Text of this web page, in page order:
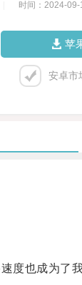
时间：2024-09-
苹
安卓市
也成为了我